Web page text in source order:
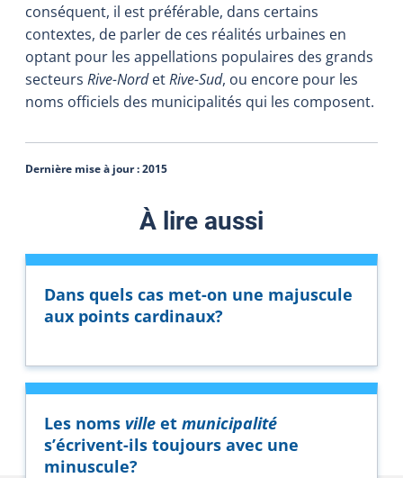
conséquent, il est préférable, dans certains
contextes, de parler de ces réalités urbaines en
optant pour les appellations populaires des grands
secteurs Rive-NordetRive-Sud, ou encore pour les
noms officiels des municipalités qui les composent.
Dernière mise à jour :2015
À lire aussi
Dans quels cas met-on une majuscule
aux points cardinaux?
Les noms ville et municipalité
s’écrivent-ils toujours avec une
minuscule?